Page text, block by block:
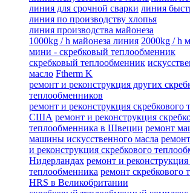
линия для срочной сварки линия
линия по производству хлопья
линия производства майонеза
1000kg / h майонеза линия 2000kg / h
мини - скребковый теплообменник
скребковый теплообменник
масло Ftherm K
ремонт и реконструкция других
теплообменников
ремонт и реконструкция скребкового
США ремонт и реконструкция
теплообменника в Швеции ремонт
машины искусственного масла
и реконструкция скребкового
Нидерландах ремонт и
теплообменника ремонт скребкового
HRS в Великобритании